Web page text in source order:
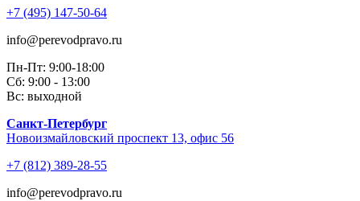
+7 (495) 147-50-64
info@perevodpravo.ru
Пн-Пт: 9:00-18:00
Сб: 9:00 - 13:00
Вс: выходной
Санкт-Петербург
Новоизмайловский проспект 13, офис 56
+7 (812) 389-28-55
info@perevodpravo.ru